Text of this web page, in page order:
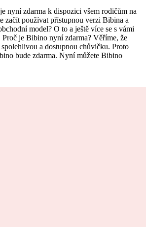
nyní zdarma k dispozici všem rodičům na
začít používat přístupnou verzi Bibina a
model? O to a ještě více se s vámi
Proč je Bibino nyní zdarma? Věříme, že
a dostupnou chůvičku. Proto
bude zdarma. Nyní můžete Bibino